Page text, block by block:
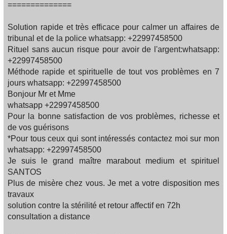
==============
Solution rapide et très efficace pour calmer un affaires de
tribunal et de la police whatsapp: +22997458500
Rituel sans aucun risque pour avoir de l'argent:whatsapp:
+22997458500
Méthode rapide et spirituelle de tout vos problèmes en 7
jours whatsapp: +22997458500
Bonjour Mr et Mme
whatsapp +22997458500
Pour la bonne satisfaction de vos problèmes, richesse et
de vos guérisons
*Pour tous ceux qui sont intéressés contactez moi sur mon
whatsapp: +22997458500
Je suis le grand maître marabout medium et spirituel
SANTOS
Plus de misère chez vous. Je met a votre disposition mes
travaux
solution contre la stérilité et retour affectif en 72h
consultation a distance